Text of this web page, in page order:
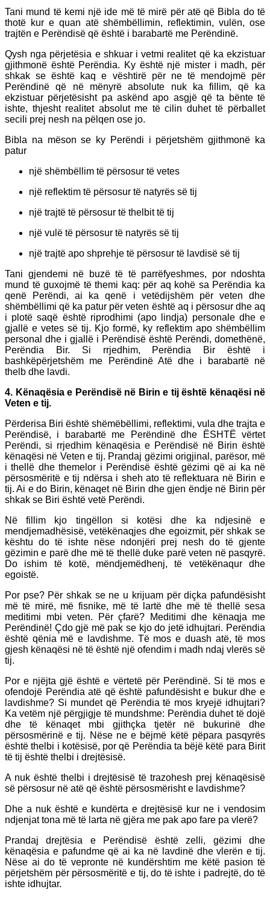
Tani mund të kemi një ide më të mirë për atë që Bibla do të
thotë kur e quan atë shëmbëllimin, reflektimin, vulën, ose
trajtën e Perëndisë që është i barabartë me Perëndinë.
Qysh nga përjetësia e shkuar i vetmi realitet që ka ekzistuar
gjithmonë është Perëndia. Ky është një mister i madh, për
shkak se është kaq e vështirë për ne të mendojmë për
Perëndinë që në mënyrë absolute nuk ka fillim, që ka
ekzistuar përjetësisht pa askënd apo asgjë që ta bënte të
ishte, thjesht realitet absolut me të cilin duhet të përballet
secili prej nesh na pëlqen ose jo.
Bibla na mëson se ky Perëndi i përjetshëm gjithmonë ka
patur
një shëmbëllim të përsosur të vetes
një reflektim të përsosur të natyrës së tij
një trajtë të përsosur të thelbit të tij
një vulë të përsosur të natyrës së tij
një trajtë apo shprehje të përsosur të lavdisë së tij
Tani gjendemi në buzë të të parrëfyeshmes, por ndoshta
mund të guxojmë të themi kaq: për aq kohë sa Perëndia ka
qenë Perëndi, ai ka qenë i vetëdijshëm për veten dhe
shëmbëllimi që ka patur për veten është aq i përsosur dhe aq
i plotë saqë është riprodhimi (apo lindja) personale dhe e
gjallë e vetes së tij. Kjo formë, ky reflektim apo shëmbëllim
personal dhe i gjallë i Perëndisë është Perëndi, domethënë,
Perëndia Bir. Si rrjedhim, Perëndia Bir është i
bashkëpërjetshëm me Perëndinë Atë dhe i barabartë në
thelb dhe lavdi.
4. Kënaqësia e Perëndisë në Birin e tij është kënaqësi në
Veten e tij.
Përderisa Biri është shëmëbëllimi, reflektimi, vula dhe trajta e
Perëndisë, i barabartë me Perëndinë dhe ËSHTË vërtet
Perëndi, si rrjedhim kënaqësia e Perëndisë në Birin është
kënaqësi në Veten e tij. Prandaj gëzimi origjinal, parësor, më
i thellë dhe themelor i Perëndisë është gëzimi që ai ka në
përsosmëritë e tij ndërsa i sheh ato të reflektuara në Birin e
tij. Ai e do Birin, kënaqet në Birin dhe gjen ëndje në Birin për
shkak se Biri është vetë Perëndi.
Në fillim kjo tingëllon si kotësi dhe ka ndjesinë e
mendjemadhësisë, vetëkënaqjes dhe egoizmit, për shkak se
kështu do të ishte nëse ndonjëri prej nesh do të gjente
gëzimin e parë dhe më të thellë duke parë veten në pasqyrë.
Do ishim të kotë, mëndjemëdhenj, të vetëkënaqur dhe
egoistë.
Por pse? Për shkak se ne u krijuam për diçka pafundësisht
më të mirë, më fisnike, më të lartë dhe më të thellë sesa
meditimi mbi veten. Për çfarë? Meditimi dhe kënaqja me
Perëndinë! Çdo gjë më pak se kjo do jetë idhujtari. Perëndia
është qënia më e lavdishme. Të mos e duash atë, të mos
gjesh kënaqësi në të është një ofendim i madh ndaj vlerës së
tij.
Por e njëjta gjë është e vërtetë për Perëndinë. Si të mos e
ofendojë Perëndia atë që është pafundësisht e bukur dhe e
lavdishme? Si mundet që Perëndia të mos kryejë idhujtari?
Ka vetëm një përgjigje të mundshme: Perëndia duhet të dojë
dhe të kënaqet mbi gjithçka tjetër në bukurinë dhe
përsosmërinë e tij. Nëse ne e bëjmë këtë pëpara pasqyrës
është thelbi i kotësisë, por që Perëndia ta bëjë këtë para Birit
të tij është thelbi i drejtësisë.
A nuk është thelbi i drejtësisë të trazohesh prej kënaqësisë
së përsosur në atë që është përsosmërisht e lavdishme?
Dhe a nuk është e kundërta e drejtësisë kur ne i vendosim
ndjenjat tona më të larta në gjëra me pak apo fare pa vlerë?
Prandaj drejtësia e Perëndisë është zelli, gëzimi dhe
kënaqësia e pafundme që ai ka në lavdinë dhe vlerën e tij.
Nëse ai do të vepronte në kundërshtim me këtë pasion të
përjetshëm për përsosmëritë e tij, do të ishte i padrejtë, do të
ishte idhujtar.